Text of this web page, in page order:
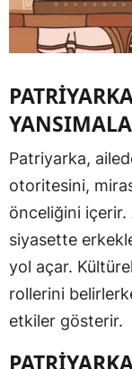
Patriyarka,
otoritesini,
önceliğini içerir.
siyasette
yol açar.
rollerini
etkiler gösterir.